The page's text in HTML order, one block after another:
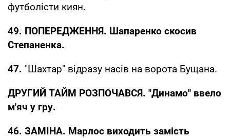
футболісти киян.
49. ПОПЕРЕДЖЕННЯ. Шапаренко скосив
Степаненка.
47. "Шахтар" відразу насів на ворота Бущана.
ДРУГИЙ ТАЙМ РОЗПОЧАВСЯ. "Динамо" ввело
м'яч у гру.
46. ЗАМІНА. Марлос виходить замість